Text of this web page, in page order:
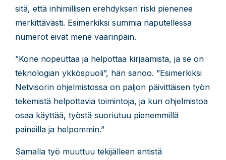
sitä, että inhimillisen erehdyksen riski pienenee
merkittävästi. Esimerkiksi summia naputellessa
numerot eivät mene väärinpäin.
”Kone nopeuttaa ja helpottaa kirjaamista, ja se on
teknologian ykköspuoli”, hän sanoo. ”Esimerkiksi
Netvisorin ohjelmistossa on paljon päivittäisen työn
tekemistä helpottavia toimintoja, ja kun ohjelmistoa
osaa käyttää, työstä suoriutuu pienemmillä
paineilla ja helpommin.”
Samalla työ muuttuu tekijälleen entistä